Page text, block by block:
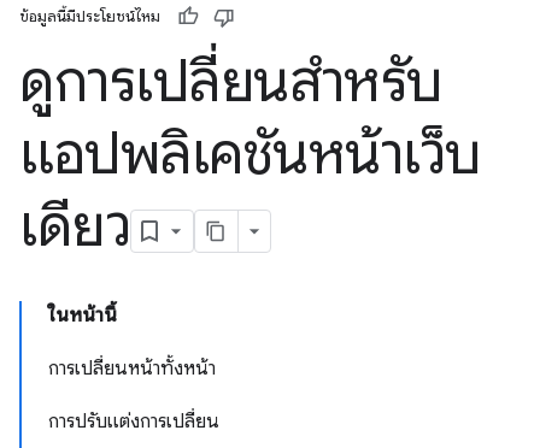
ข้อมูลนี้มีประโยชน์ไหม
ดูการเปลี่ยนสำหรับ
แอปพลิเคชันหน้าเว็บ
เดียว
ในหน้านี้
การเปลี่ยนหน้าทั้งหน้า
การปรับแต่งการเปลี่ยน